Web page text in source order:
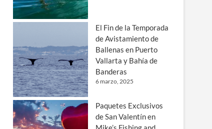
El Fin de la Temporada
de Avistamiento de
Ballenas en Puerto
Vallarta y Bahía de
Banderas
6 marzo, 2025
Paquetes Exclusivos
de San Valentín en